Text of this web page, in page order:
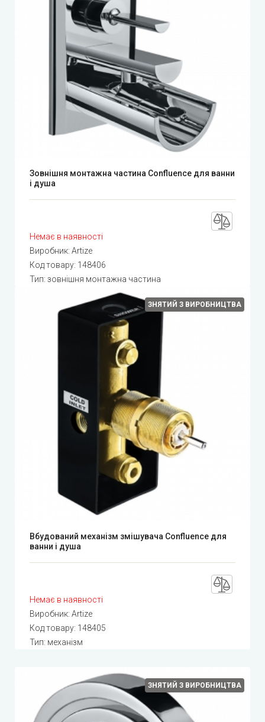
Зовнішня монтажна частина Confluence для ванни
і душа
Немає в наявності
Виробник: Artize
Код товару: 148406
Тип: зовнішня монтажна частина
ЗНЯТИЙ З ВИРОБНИЦТВА
Вбудований механізм змішувача Confluence для
ванни і душа
Немає в наявності
Виробник: Artize
Код товару: 148405
Тип: механізм
ЗНЯТИЙ З ВИРОБНИЦТВА